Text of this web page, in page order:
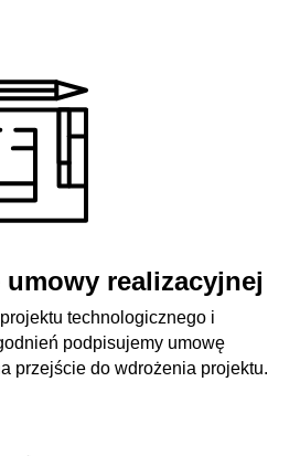
umowy realizacyjnej
technologicznego i
podpisujemy umowę
przejście do wdrożenia projektu.